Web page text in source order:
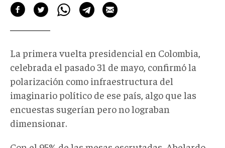
La primera vuelta presidencial en Colombia,
celebrada el pasado 31 de mayo, confirmó la
polarización como infraestructura del
imaginario político de ese país, algo que las
encuestas sugerían pero no lograban
dimensionar.